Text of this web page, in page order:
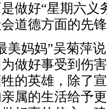
做好“星期六义
道德方面的先
妈妈”吴菊萍
做好事受到伤
的英雄，除了
属的生活给予